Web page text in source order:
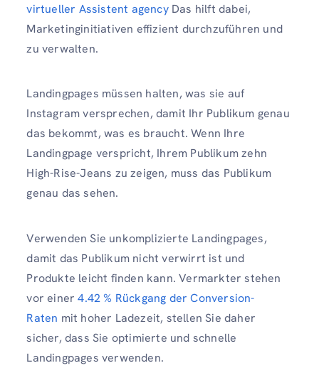
virtueller Assistent agencyDas hilft dabei,
Marketinginitiativen effizient durchzuführen und
zu verwalten.
Landingpages müssen halten, was sie auf
Instagram versprechen, damit Ihr Publikum genau
das bekommt, was es braucht. Wenn Ihre
Landingpage verspricht, Ihrem Publikum zehn
High-Rise-Jeans zu zeigen, muss das Publikum
genau das sehen.
Verwenden Sie unkomplizierte Landingpages,
damit das Publikum nicht verwirrt ist und
Produkte leicht finden kann. Vermarkter stehen
vor einer4.42 % Rückgang der Conversion-
Raten mit hoher Ladezeit, stellen Sie daher
sicher, dass Sie optimierte und schnelle
Landingpages verwenden.